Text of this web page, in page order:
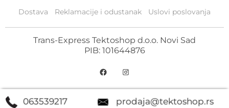
Dostava Reklamacije i odustanak Uslovi poslovanja
Trans-Express Tektoshop d.o.o. Novi Sad
PIB: 101644876
063539217 prodaja@tektoshop.rs